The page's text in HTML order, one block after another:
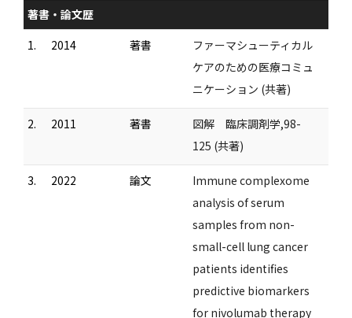
著書・論文歴
1.
2014 著書
ファーマシューティカル
ケアのための医療コミュ
ニケーション (共著)
2. 2011 著書
図解 臨床調剤学,98-
125 (共著)
3. 2022 論文
Immune complexome
analysis of serum
samples from non-
small-cell lung cancer
patients identifies
predictive biomarkers
for nivolumab therapy